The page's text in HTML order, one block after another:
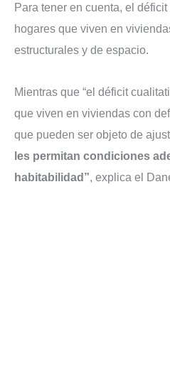
Para tener en cuenta, el
hogares que viven en
estructurales y de espacio.
Mientras que “el déficit
que viven en viviendas con
que pueden ser objeto de
les permitan condiciones
habitabilidad”, explica el